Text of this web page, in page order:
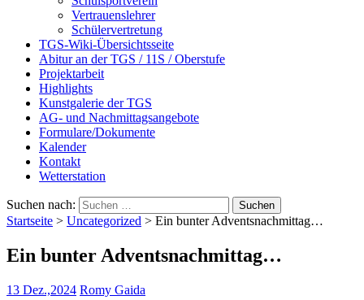
Vertrauenslehrer
Schülervertretung
TGS-Wiki-Übersichtsseite
Abitur an der TGS / 11S / Oberstufe
Projektarbeit
Highlights
Kunstgalerie der TGS
AG- und Nachmittagsangebote
Formulare/Dokumente
Kalender
Kontakt
Wetterstation
Suchen nach:
Startseite > Uncategorized > Ein bunter Adventsnachmittag…
Ein bunter Adventsnachmittag…
13 Dez.,2024 Romy Gaida